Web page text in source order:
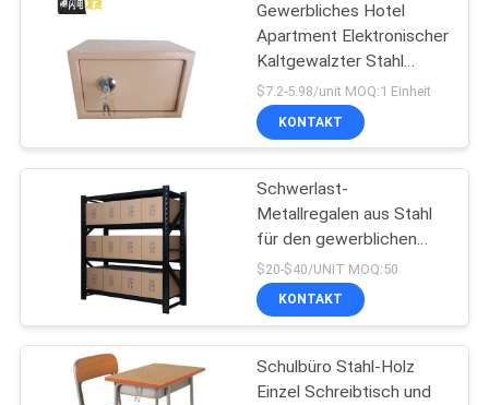
Ein intelligentes
elektronisches
Schließfach
48
Metallregale
Gewerbliches Hotel
Apartment Elektronischer
Kaltgewalzter Stahl
Schlüsselschloss-Safe
$7.2-5.98/unit MOQ:1 Einheit
KONTAKT
Schwerlast-
Metallregalen aus Stahl
für den gewerblichen
Gebrauch mit individueller
Schwerlastkapazität und
Zugänglichkeit
$20-$40/UNIT MOQ:50
KONTAKT
Schulbüro Stahl-Holz
Einzel Schreibtisch und